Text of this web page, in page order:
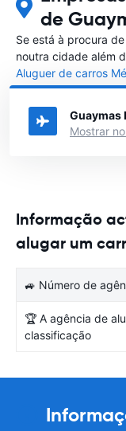
de
Se está à procura
noutra cidade além
Aluguer de carros
cidade em México
Mostrar
Informação
alugar um
🚙 Número de
🏆 A agência de
classificação